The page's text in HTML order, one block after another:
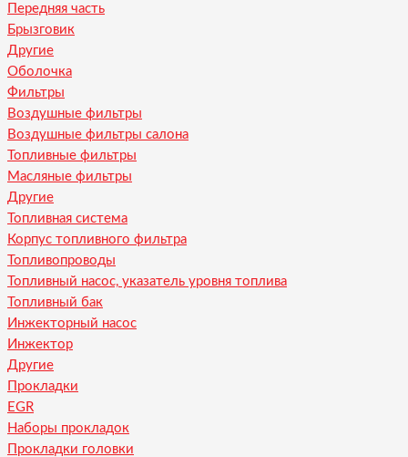
Передняя часть
Брызговик
Другие
Оболочка
Фильтры
Воздушные фильтры
Воздушные фильтры салона
Топливные фильтры
Масляные фильтры
Другие
Топливная система
Корпус топливного фильтра
Топливопроводы
Топливный насос, указатель уровня топлива
Топливный бак
Инжекторный насос
Инжектор
Другие
Прокладки
EGR
Наборы прокладок
Прокладки головки